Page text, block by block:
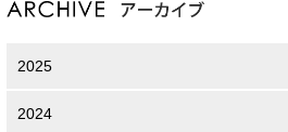
2025
2024